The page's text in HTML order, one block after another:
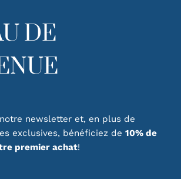
DE
newsletter et, en plus de
exclusives, bénéficiez de 10% de
premier achat!